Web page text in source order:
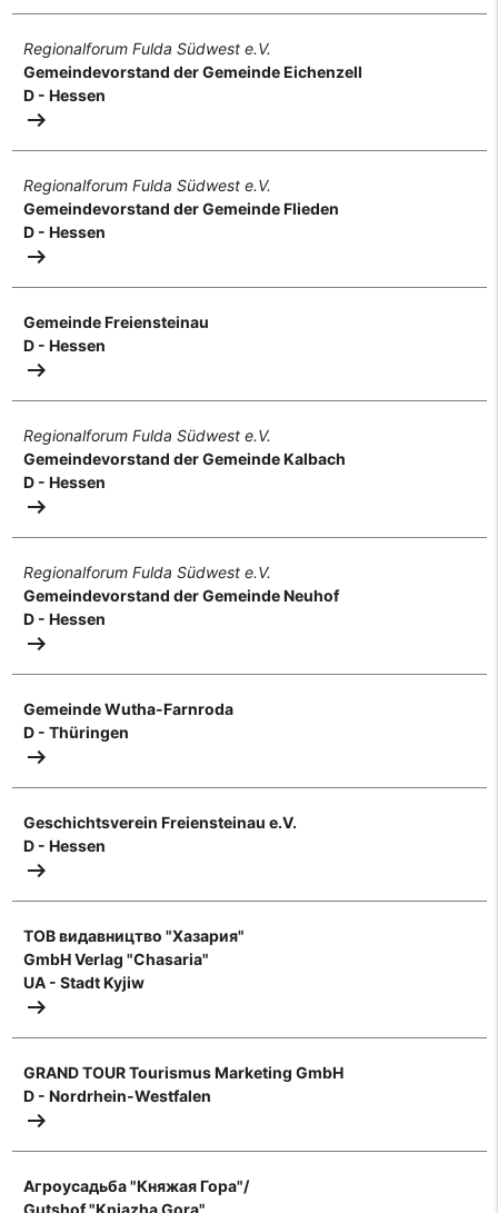
Regionalforum Fulda Südwest e.V.
Gemeindevorstand der Gemeinde Eichenzell
D - Hessen
arrow_right_alt
Regionalforum Fulda Südwest e.V.
Gemeindevorstand der Gemeinde Flieden
D - Hessen
arrow_right_alt
Gemeinde Freiensteinau
D - Hessen
arrow_right_alt
Regionalforum Fulda Südwest e.V.
Gemeindevorstand der Gemeinde Kalbach
D - Hessen
arrow_right_alt
Regionalforum Fulda Südwest e.V.
Gemeindevorstand der Gemeinde Neuhof
D - Hessen
arrow_right_alt
Gemeinde Wutha-Farnroda
D - Thüringen
arrow_right_alt
Geschichtsverein Freiensteinau e.V.
D - Hessen
arrow_right_alt
ТОВ видавництво "Хазария"
GmbH Verlag "Chasaria"
UA - Stadt Kyjiw
arrow_right_alt
GRAND TOUR Tourismus Marketing GmbH
D - Nordrhein-Westfalen
arrow_right_alt
Агроусадьба "Княжая Гора"/
Gutshof "Knjazha Gora"